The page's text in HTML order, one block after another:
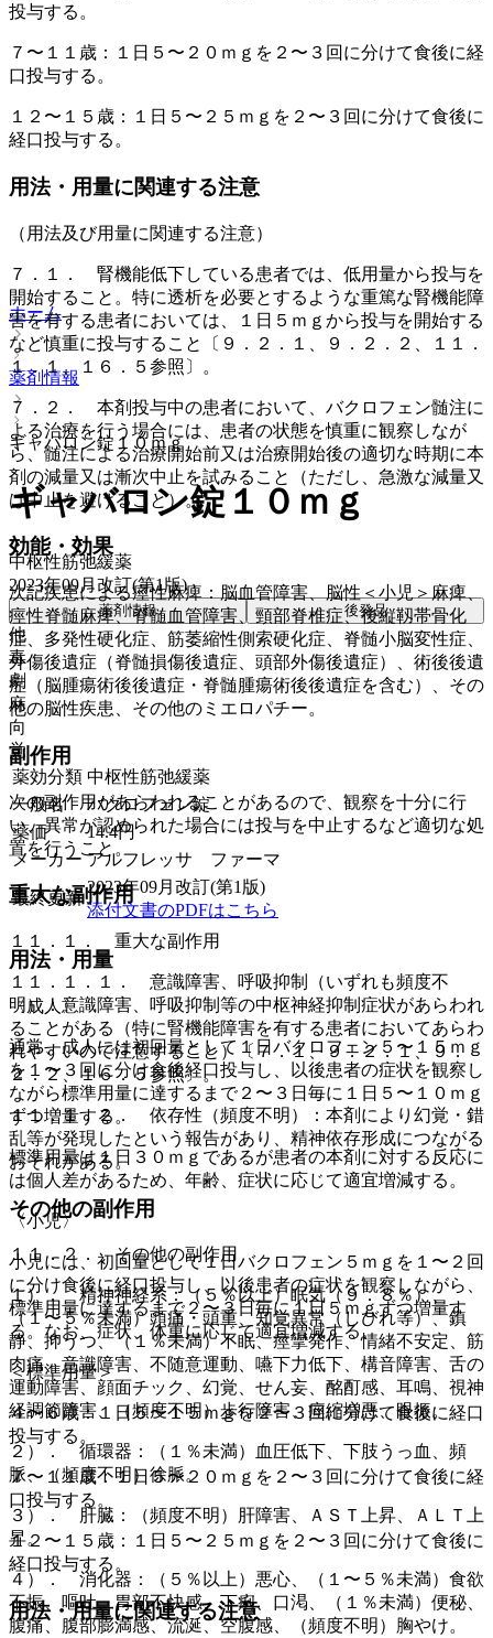
投与する。
７〜１１歳：１日５〜２０ｍｇを２〜３回に分けて食後に経
口投与する。
１２〜１５歳：１日５〜２５ｍｇを２〜３回に分けて食後に
経口投与する。
用法・用量に関連する注意
（用法及び用量に関連する注意）
７．１． 腎機能低下している患者では、低用量から投与を
開始すること。特に透析を必要とするような重篤な腎機能障
害を有する患者においては、１日５ｍｇから投与を開始する
など慎重に投与すること〔９．２．１、９．２．２、１１．
１．１、１６．５参照〕。
７．２． 本剤投与中の患者において、バクロフェン髄注に
よる治療を行う場合には、患者の状態を慎重に観察しなが
ら、髄注による治療開始前又は治療開始後の適切な時期に本
剤の減量又は漸次中止を試みること（ただし、急激な減量又
は中止を避けること）。
効能・効果
次記疾患による痙性麻痺：脳血管障害、脳性＜小児＞麻痺、
痙性脊髄麻痺、脊髄血管障害、頸部脊椎症、後縦靱帯骨化
症、多発性硬化症、筋萎縮性側索硬化症、脊髄小脳変性症、
外傷後遺症（脊髄損傷後遺症、頭部外傷後遺症）、術後後遺
症（脳腫瘍術後後遺症・脊髄腫瘍術後後遺症を含む）、その
他の脳性疾患、その他のミエロパチー。
副作用
次の副作用があらわれることがあるので、観察を十分に行
い、異常が認められた場合には投与を中止するなど適切な処
置を行うこと。
重大な副作用
１１．１． 重大な副作用
１１．１．１． 意識障害、呼吸抑制（いずれも頻度不
明）：意識障害、呼吸抑制等の中枢神経抑制症状があらわれ
ることがある（特に腎機能障害を有する患者においてあらわ
れやすいので注意すること）〔７．１、９．２．１、９．
２．２、１６．５参照〕。
１１．１．２． 依存性（頻度不明）：本剤により幻覚・錯
乱等が発現したという報告があり、精神依存形成につながる
おそれがある。
その他の副作用
１１．２． その他の副作用
１）． 精神神経系：（５％以上）眠気（９．８％）、
（１〜５％未満）頭痛・頭重、知覚異常（しびれ等）、鎮
静、抑うつ、（１％未満）不眠、痙攣発作、情緒不安定、筋
肉痛、意識障害、不随意運動、嚥下力低下、構音障害、舌の
運動障害、顔面チック、幻覚、せん妄、酩酊感、耳鳴、視神
経調節障害、（頻度不明）歩行障害、痙縮増悪、眼振。
２）． 循環器：（１％未満）血圧低下、下肢うっ血、頻
脈、（頻度不明）徐脈。
３）． 肝臓：（頻度不明）肝障害、ＡＳＴ上昇、ＡＬＴ上
昇。
４）． 消化器：（５％以上）悪心、（１〜５％未満）食欲
不振、嘔吐、胃部不快感、下痢、口渇、（１％未満）便秘、
腹痛、腹部膨満感、流涎、空腹感、（頻度不明）胸やけ。
ホーム
薬剤情報
ギャバロン錠１０ｍｇ
ギャバロン錠１０ｍｇ
中枢性筋弛緩薬
2023年09月改訂(第1版)
薬剤情報 後発品
他
毒
劇
麻
向
覚
薬効分類 中枢性筋弛緩薬
一般名
バクロフェン錠
薬価
14.4円
メーカー アルフレッサ ファーマ
最終更新
2023年09月改訂(第1版)
添付文書のPDFはこちら
用法・用量
〈成人〉
通常、成人には初回量として１日バクロフェン５〜１５ｍｇ
を１〜３回に分け食後経口投与し、以後患者の症状を観察し
ながら標準用量に達するまで２〜３日毎に１日５〜１０ｍｇ
ずつ増量する。
標準用量は１日３０ｍｇであるが患者の本剤に対する反応に
は個人差があるため、年齢、症状に応じて適宜増減する。
〈小児〉
小児には、初回量として１日バクロフェン５ｍｇを１〜２回
に分け食後に経口投与し、以後患者の症状を観察しながら、
標準用量に達するまで２〜３日毎に１日５ｍｇずつ増量す
る。なお、症状、体重に応じて適宜増減する。
＜標準用量＞
４〜６歳：１日５〜１５ｍｇを２〜３回に分けて食後に経口
投与する。
７〜１１歳：１日５〜２０ｍｇを２〜３回に分けて食後に経
口投与する。
１２〜１５歳：１日５〜２５ｍｇを２〜３回に分けて食後に
経口投与する。
用法・用量に関連する注意